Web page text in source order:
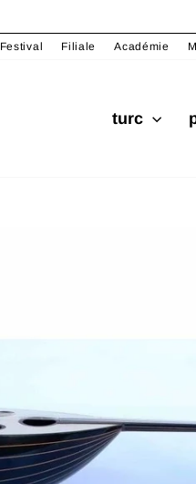
Festival Filiale Académie
turc